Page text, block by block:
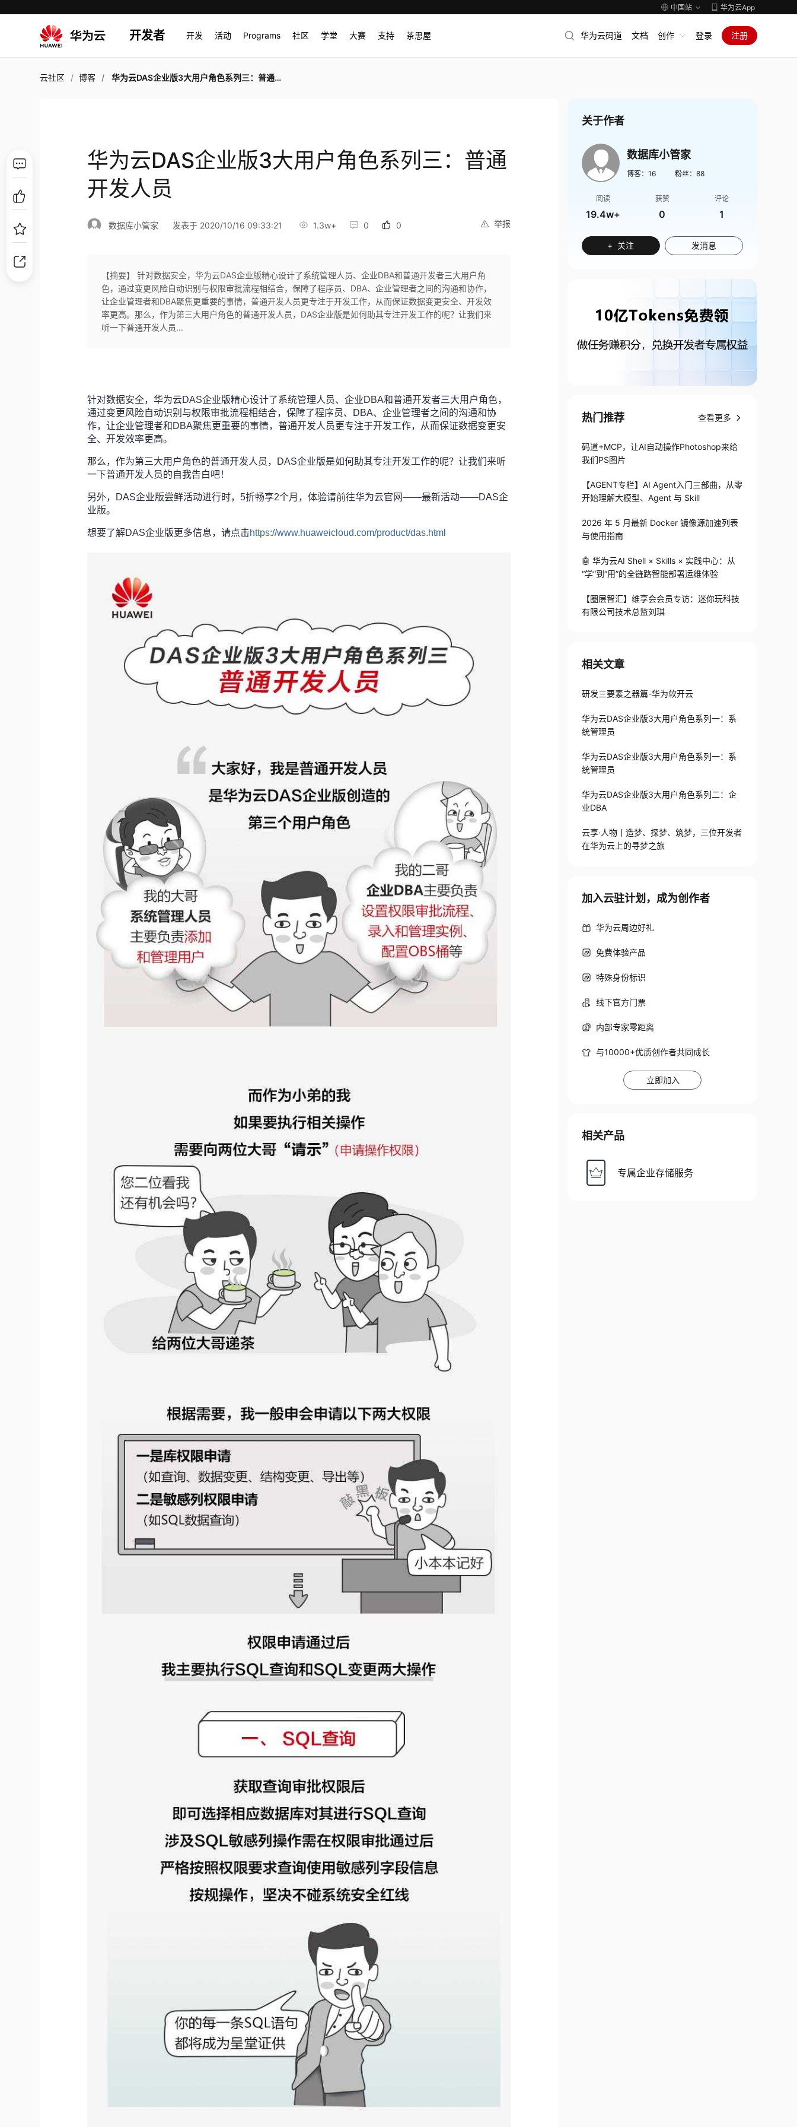
中国站 华为云App
开发者 开发 活动 Programs 社区 学堂 大赛 支持 茶思屋 华为云码道 文档 创作 登录 注册
云社区 博客 华为云DAS企业版3大用户角色系列三：普通开发人员
华为云DAS企业版3大用户角色系列三：普通
开发人员
举报
数据库小管家 发表于 2020/10/16 09:33:21 1.3w+ 0 0
【摘要】 针对数据安全，华为云DAS企业版精心设计了系统管理人员、企业DBA和普通开发者三大用户角
色，通过变更风险自动识别与权限审批流程相结合，保障了程序员、DBA、企业管理者之间的沟通和协作，
让企业管理者和DBA聚焦更重要的事情，普通开发人员更专注于开发工作，从而保证数据变更安全、开发效
率更高。那么，作为第三大用户角色的普通开发人员，DAS企业版是如何助其专注开发工作的呢？让我们来
听一下普通开发人员...
针对数据安全，华为云DAS企业版精心设计了系统管理人员、企业DBA和普通开发者三大用户角色，
通过变更风险自动识别与权限审批流程相结合，保障了程序员、DBA、企业管理者之间的沟通和协
作，让企业管理者和DBA聚焦更重要的事情，普通开发人员更专注于开发工作，从而保证数据变更安
全、开发效率更高。
那么，作为第三大用户角色的普通开发人员，DAS企业版是如何助其专注开发工作的呢？让我们来听
一下普通开发人员的自我告白吧！
另外，DAS企业版尝鲜活动进行时，5折畅享2个月，体验请前往华为云官网——最新活动——DAS企
业版。
想要了解DAS企业版更多信息，请点击https://www.huaweicloud.com/product/das.html
关于作者
数据库小管家
博客： 16 粉丝： 88
阅读
19.4w+
获赞
0
评论
1
+ 关注 发消息
热门推荐 查看更多
码道+MCP，让AI自动操作Photoshop来给
我们PS图片
【AGENT专栏】AI Agent入门三部曲，从零
开始理解大模型、Agent 与 Skill
2026 年 5 月最新 Docker 镜像源加速列表
与使用指南
🤖 华为云AI Shell × Skills × 实践中心：从
“学”到“用”的全链路智能部署运维体验
【圈层智汇】维享会会员专访：迷你玩科技
有限公司技术总监刘琪
相关文章
研发三要素之器篇-华为软开云
华为云DAS企业版3大用户角色系列一：系
统管理员
华为云DAS企业版3大用户角色系列一：系
统管理员
华为云DAS企业版3大用户角色系列二：企
业DBA
云享·人物丨造梦、探梦、筑梦，三位开发者
在华为云上的寻梦之旅
加入云驻计划，成为创作者
华为云周边好礼
免费体验产品
特殊身份标识
线下官方门票
内部专家零距离
与10000+优质创作者共同成长
立即加入
相关产品
专属企业存储服务